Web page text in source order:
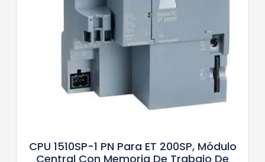
CPU 1510SP-1 PN Para ET 200SP, Módulo
Central Con Memoria De Trabajo De